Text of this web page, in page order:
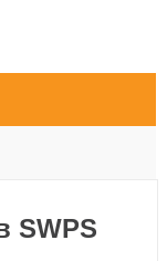
SWPS